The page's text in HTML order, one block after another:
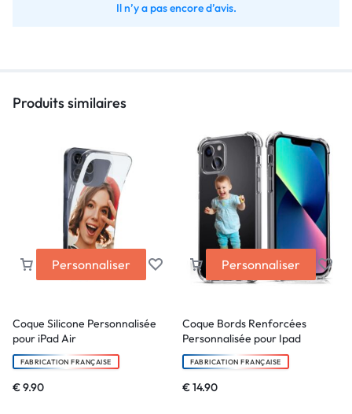
Il n’y a pas encore d’avis.
Produits similaires
Personnaliser
Coque Silicone Personnalisée
pour iPad Air
FABRICATION FRANÇAISE
€9.90
Personnaliser
Coque Bords Renforcées
Personnalisée pour Ipad
FABRICATION FRANÇAISE
€14.90